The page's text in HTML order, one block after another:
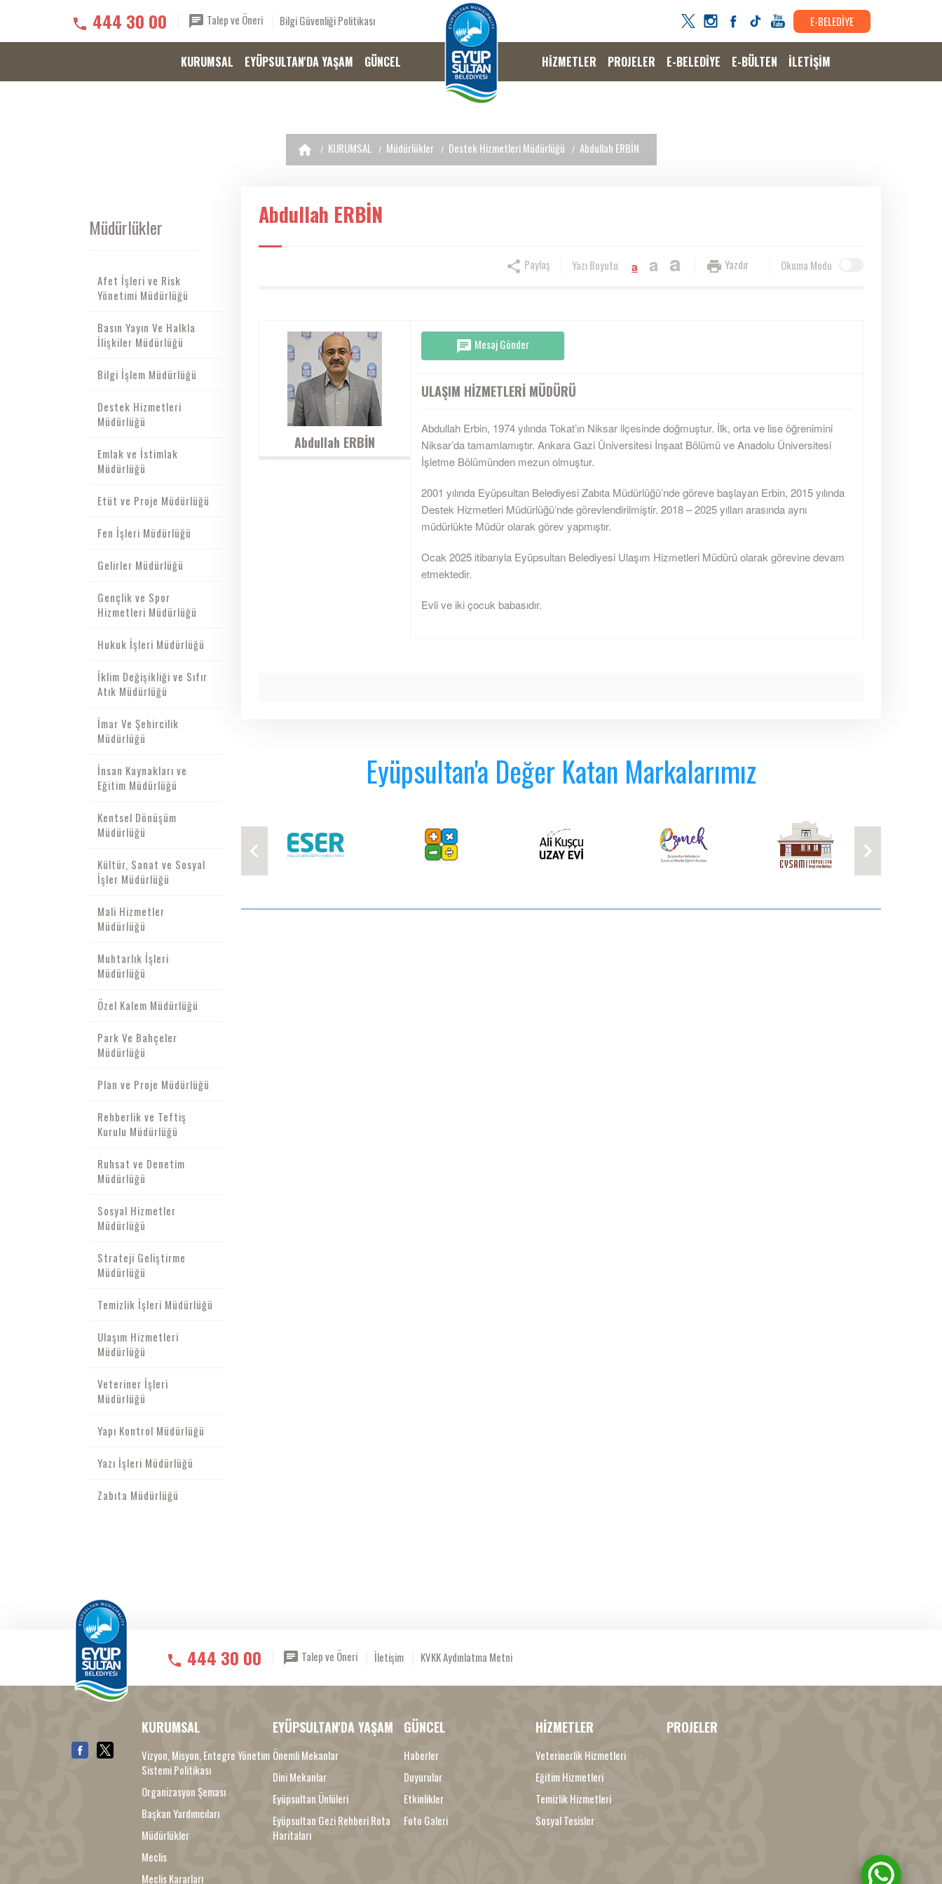
444 30 00 Talep ve Öneri Bilgi Güvenliği Politikası E-BELEDİYE
KURUMSAL EYÜPSULTAN'DA YAŞAM GÜNCEL HİZMETLER PROJELER E-BELEDİYE E-BÜLTEN İLETİŞİM
KURUMSAL Müdürlükler Destek Hizmetleri Müdürlüğü Abdullah ERBİN
Müdürlükler
Afet İşleri ve Risk
Yönetimi Müdürlüğü
Basın Yayın Ve Halkla
İlişkiler Müdürlüğü
Bilgi İşlem Müdürlüğü
Destek Hizmetleri
Müdürlüğü
Emlak ve İstimlak
Müdürlüğü
Etüt ve Proje Müdürlüğü
Fen İşleri Müdürlüğü
Gelirler Müdürlüğü
Gençlik ve Spor
Hizmetleri Müdürlüğü
Hukuk İşleri Müdürlüğü
İklim Değişikliği ve Sıfır
Atık Müdürlüğü
İmar Ve Şehircilik
Müdürlüğü
İnsan Kaynakları ve
Eğitim Müdürlüğü
Kentsel Dönüşüm
Müdürlüğü
Kültür, Sanat ve Sosyal
İşler Müdürlüğü
Mali Hizmetler
Müdürlüğü
Muhtarlık İşleri
Müdürlüğü
Özel Kalem Müdürlüğü
Park Ve Bahçeler
Müdürlüğü
Plan ve Proje Müdürlüğü
Rehberlik ve Teftiş
Kurulu Müdürlüğü
Ruhsat ve Denetim
Müdürlüğü
Sosyal Hizmetler
Müdürlüğü
Strateji Geliştirme
Müdürlüğü
Temizlik İşleri Müdürlüğü
Ulaşım Hizmetleri
Müdürlüğü
Veteriner İşleri
Müdürlüğü
Yapı Kontrol Müdürlüğü
Yazı İşleri Müdürlüğü
Zabıta Müdürlüğü
Abdullah ERBİN
Okuma Modu
Yazdır
Yazı Boyutu a a a
Paylaş
Mesaj Gönder
ULAŞIM HIZMETLERI MÜDÜRÜ
Abdullah Erbin, 1974 yılında Tokat’ın Niksar ilçesinde doğmuştur. İlk, orta ve lise öğrenimini
Niksar’da tamamlamıştır. Ankara Gazi Üniversitesi İnşaat Bölümü ve Anadolu Üniversitesi
İşletme Bölümünden mezun olmuştur.
2001 yılında Eyüpsultan Belediyesi Zabıta Müdürlüğü’nde göreve başlayan Erbin, 2015 yılında
Destek Hizmetleri Müdürlüğü’nde görevlendirilmiştir. 2018 – 2025 yılları arasında aynı
müdürlükte Müdür olarak görev yapmıştır.
Ocak 2025 itibarıyla Eyüpsultan Belediyesi Ulaşım Hizmetleri Müdürü olarak görevine devam
etmektedir.
Evli ve iki çocuk babasıdır.
Abdullah ERBİN
Eyüpsultan'a Değer Katan Markalarımız
444 30 00 Talep ve Öneri İletişim KVKK Aydınlatma Metni
KURUMSAL
Vizyon, Misyon, Entegre Yönetim
Sistemi Politikası
Organizasyon Şeması
Başkan Yardımcıları
Müdürlükler
Meclis
Meclis Kararları
EYÜPSULTAN'DA YAŞAM
Önemli Mekanlar
Dini Mekanlar
Eyüpsultan Ünlüleri
Eyüpsultan Gezi Rehberi Rota
Haritaları
GÜNCEL
Haberler
Duyurular
Etkinlikler
Foto Galeri
HİZMETLER
Veterinerlik Hizmetleri
Eğitim Hizmetleri
Temizlik Hizmetleri
Sosyal Tesisler
PROJELER